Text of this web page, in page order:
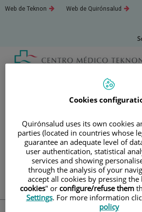
Saltar al contingut
contingut
Web de Teknon AquestWeb de Quirónsalud Aquest
salut i benestar
LA TEVA SALUT
Salut de l’A a la Z Vida
Cookies
Quirónsalud uses its own cookies
parties (located in countries whose
guarantee an adequate level of
user authentication, statistical
services and showing
through the analysis of your
accept all cookies by pressing
cookies" or configure/refuse them
Settings. For more information
policy